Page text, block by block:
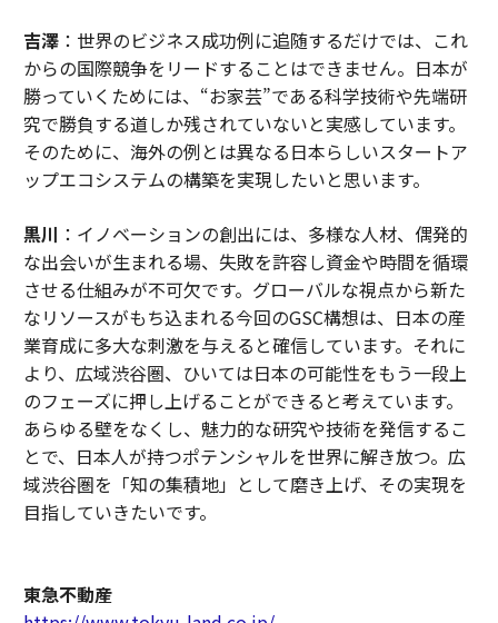
吉澤：世界のビジネス成功例に追随するだけでは、これ
からの国際競争をリードすることはできません。日本が
勝っていくためには、“お家芸”である科学技術や先端研
究で勝負する道しか残されていないと実感しています。
そのために、海外の例とは異なる日本らしいスタートア
ップエコシステムの構築を実現したいと思います。
黒川 ：イノベーションの創出には、多様な人材、偶発的
な出会いが生まれる場、失敗を許容し資金や時間を循環
させる仕組みが不可欠です。グローバルな視点から新た
なリソースがもち込まれる今回のGSC構想は、日本の産
業育成に多大な刺激を与えると確信しています。それに
より、広域渋谷圏、ひいては日本の可能性をもう一段上
のフェーズに押し上げることができると考えています。
あらゆる壁をなくし、魅力的な研究や技術を発信するこ
とで、日本人が持つポテンシャルを世界に解き放つ。広
域渋谷圏を「知の集積地」として磨き上げ、その実現を
目指していきたいです。
東急不動産